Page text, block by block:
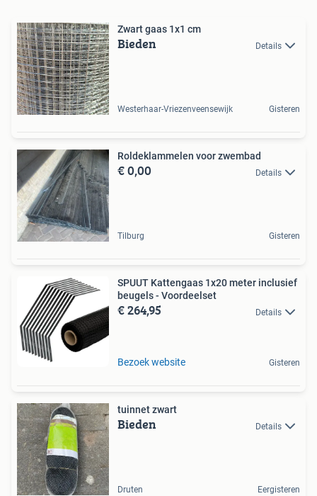
Zwart gaas 1x1 cm
Bieden Details
Westerhaar-Vriezenveensewijk Gisteren
Roldeklammelen voor zwembad
€ 0,00 Details
Tilburg Gisteren
SPUUT Kattengaas 1x20 meter inclusief
beugels - Voordeelset
€ 264,95 Details
Bezoek website Gisteren
tuinnet zwart
Bieden Details
Druten Eergisteren